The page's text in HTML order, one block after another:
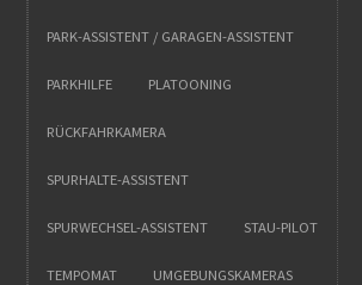
PARK-ASSISTENT / GARAGEN-ASSISTENT
PARKHILFE PLATOONING
RÜCKFAHRKAMERA
SPURHALTE-ASSISTENT
SPURWECHSEL-ASSISTENT STAU-PILOT
TEMPOMAT UMGEBUNGSKAMERAS